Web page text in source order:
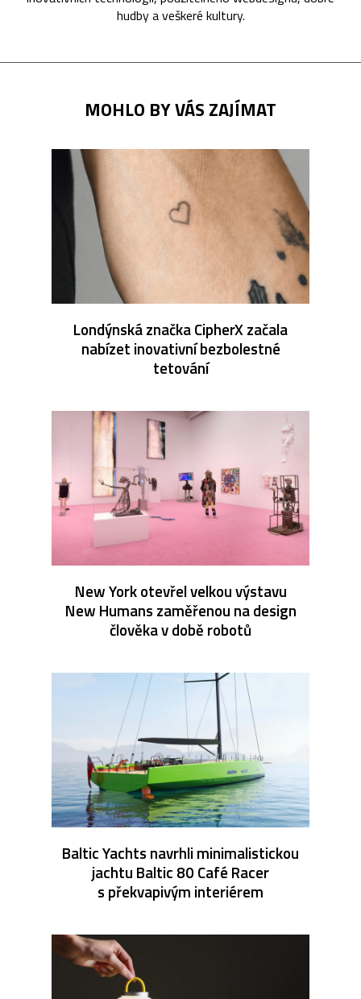
hudby a veškeré kultury.
MOHLO BY VÁS ZAJÍMAT
Londýnská značka CipherX začala
nabízet inovativní bezbolestné
tetování
New York otevřel velkou výstavu
New Humans zaměřenou na design
člověka v době robotů
Baltic Yachts navrhli minimalistickou
jachtu Baltic 80 Café Racer
s překvapivým interiérem